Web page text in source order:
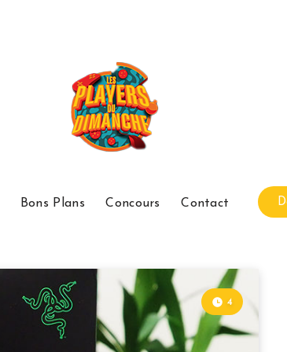
Bons Plans Concours Contact
4